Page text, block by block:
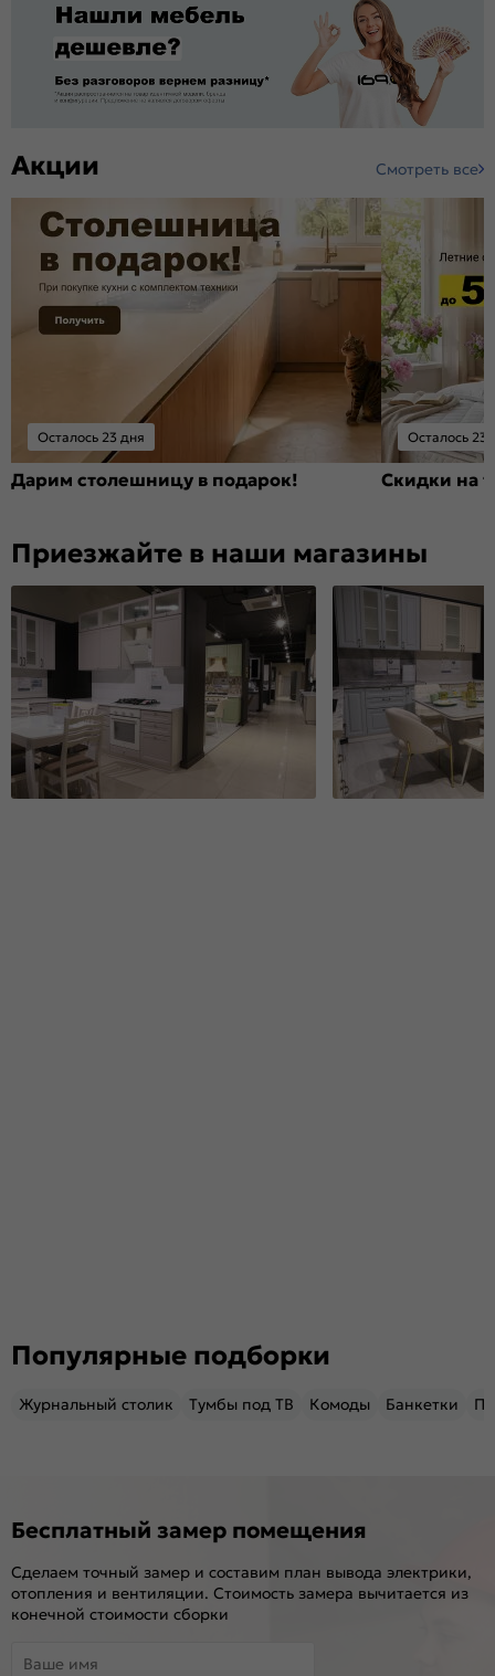
Акции Смотреть все
Осталось 23 дня
Дарим столешницу в подарок!
Осталось 23
Скидки на
Приезжайте в наши магазины
Популярные подборки
Журнальный столик Тумбы под ТВ Комоды Банкетки
Бесплатный замер помещения
Сделаем точный замер и составим план вывода электрики,
отопления и вентиляции. Стоимость замера вычитается из
конечной стоимости сборки
Ваше имя